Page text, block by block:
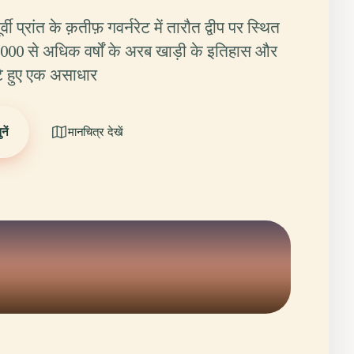
प्रांत के क़तीफ़ गवर्नरेट में तारौत द्वीप पर स्थित
से अधिक वर्षों के अरब खाड़ी के इतिहास और
एक असाधार
मानचित्र देखें